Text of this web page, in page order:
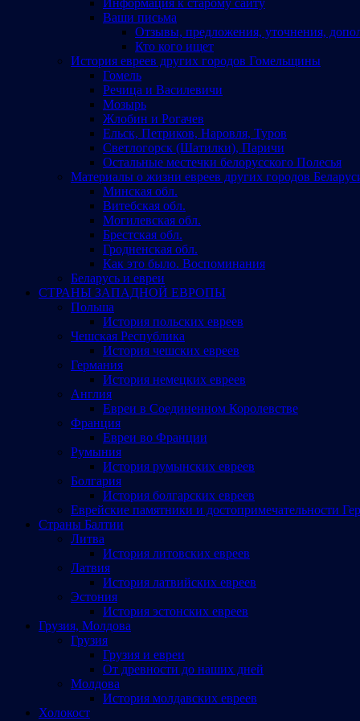
Ваши письма
Отзывы, предложения, уточнения,
Кто кого ищет
История евреев других городов Гомельщины
Гомель
Речица и Василевичи
Мозырь
Жлобин и Рогачев
Ельск, Петриков, Наровля, Туров
Светлогорск (Шатилки), Паричи
Остальные местечки белорусского Полесья
Материалы о жизни евреев других городов
Минская обл.
Витебская обл.
Могилевская обл.
Брестская обл.
Гродненская обл.
Как это было. Воспоминания
Беларусь и евреи
СТРАНЫ ЗАПАДНОЙ ЕВРОПЫ
Польша
История польских евреев
Чешская Республика
История чешских евреев
Германия
История немецких евреев
Англия
Евреи в Соединенном Королевстве
Франция
Евреи во Франции
Румыния
История румынских евреев
Болгария
История болгарских евреев
Еврейские памятники и достопримечательности
Страны Балтии
Литва
История литовских евреев
Латвия
История латвийских евреев
Эстония
История эстонских евреев
Грузия, Молдова
Грузия
Грузия и евреи
От древности до наших дней
Молдова
История молдавских евреев
Холокост